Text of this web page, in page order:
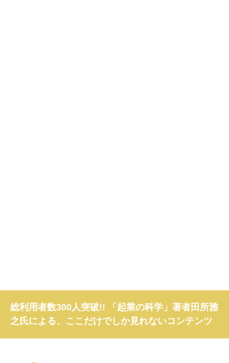
総利用者数300人突破!! 「起業の科学」著者田所雅
之氏による、ここだけでしか見れないコンテンツ